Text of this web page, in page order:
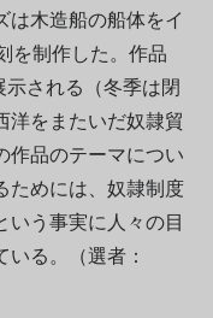
は木造船の船体をイ
を制作した。作品
される（冬季は閉
洋をまたいだ奴隷貿
作品のテーマについ
ためには、奴隷制度
いう事実に人々の目
る。（選者：